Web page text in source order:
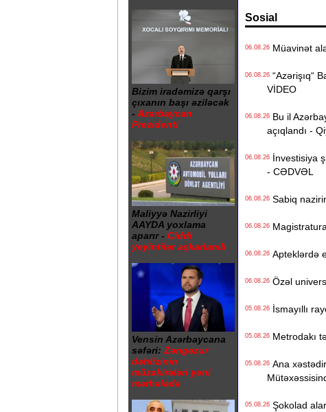
Bizim iradəmizə qarşı
çıxanın başı əziləcək
- Azərbaycan
Prezidenti
Maliyyə Nazirliyi
AAYDA yoxlama
aparır - Ciddi
yeyintilər aşkarlanıb
Vensin Azərbaycana
səfəri: Zəngəzur
dəhlizinin
müzakirələri yeni
mərhələdə
Sosial
06.08.26Müavinət
06.08.26“Azərişıq“
VİDEO
06.08.26Bu il
açıqlandı -
06.08.26İnvestisiya
- CƏDVƏL
06.08.26Sabiq nazirin
06.08.26Magistratura
06.08.26Apteklərdə
06.08.26Özəl
05.08.26İsmayıllı
05.08.26Metrodakı
05.08.26Ana
05.08.26Şokolad